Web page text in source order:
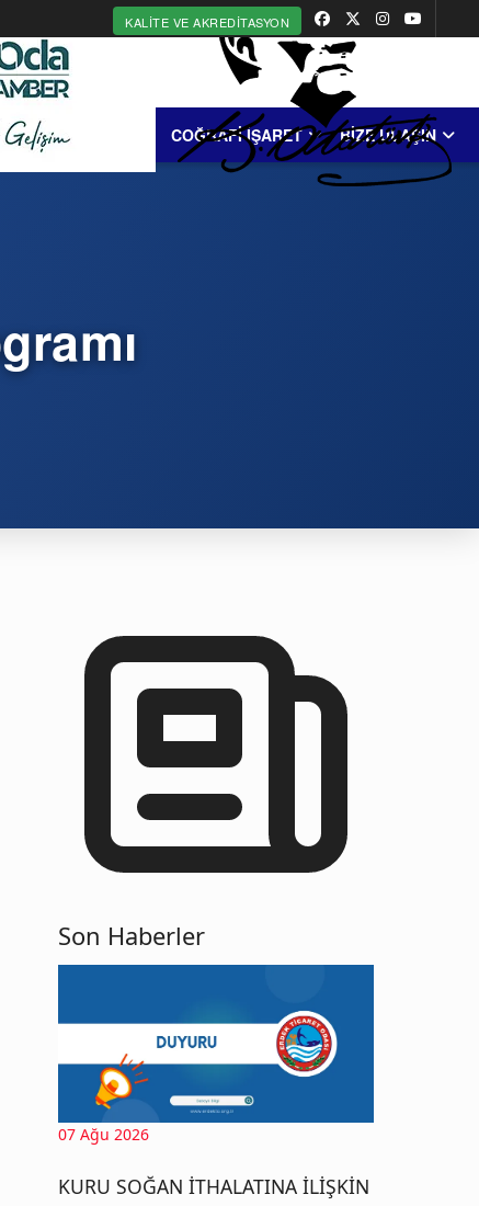
KALITE VE AKREDITASYON
COĞRAFİ İŞARET BİZE ULAŞIN
Son Haberler
07 Ağu 2026
KURU SOĞAN İTHALATINA İLİŞKİN